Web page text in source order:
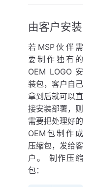
由客户安装
若MSP伙伴需
要制作独有的
OEM LOGO 安
装包，客户自己
拿到后就可以直
接安装部署，则
需要把处理好的
OEM包制作成
压缩包，发给客
户。 制作压缩
包：